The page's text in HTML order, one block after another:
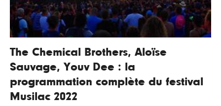
The Chemical Brothers, Aloïse
Sauvage, Youv Dee : la
programmation complète du festival
Musilac 2022